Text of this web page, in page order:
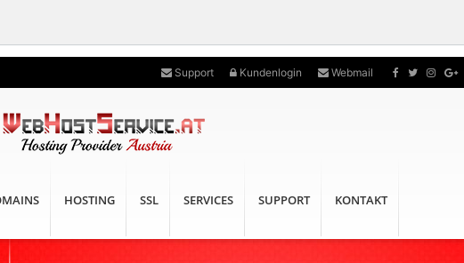
Support Kundenlogin Webmail
HOSTING SSL SERVICES SUPPORT KONTAKT